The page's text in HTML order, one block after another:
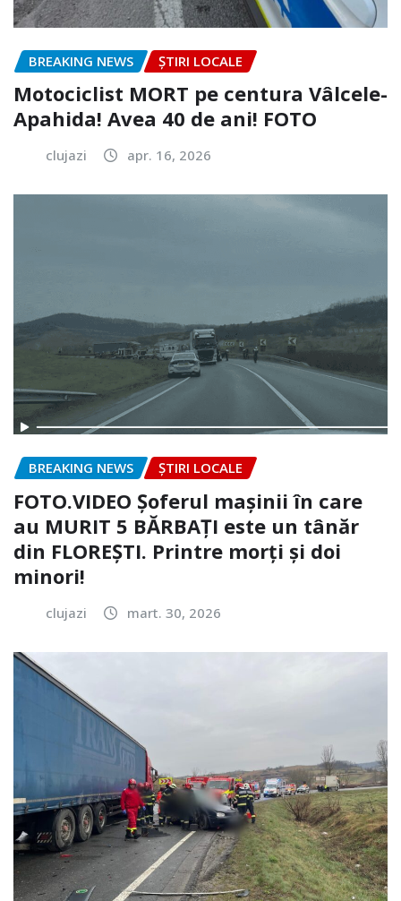
BREAKING NEWS ȘTIRI LOCALE
Motociclist MORT pe centura Vâlcele-
Apahida! Avea 40 de ani! FOTO
clujazi apr. 16, 2026
BREAKING NEWS ȘTIRI LOCALE
FOTO.VIDEO Șoferul mașinii în care
au MURIT 5 BĂRBAȚI este un tânăr
din FLOREȘTI. Printre morți și doi
minori!
clujazi mart. 30, 2026